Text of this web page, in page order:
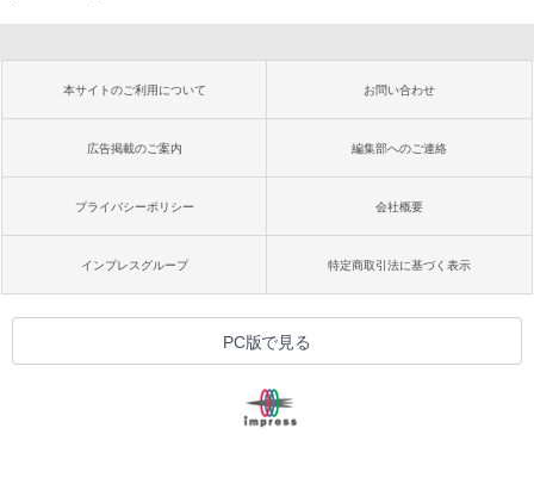
本サイトのご利用について お問い合わせ
広告掲載のご案内 編集部へのご連絡
プライバシーポリシー 会社概要
インプレスグループ 特定商取引法に基づく表示
PC版で見る